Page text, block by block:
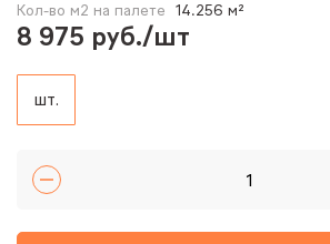
Кол-во м2 на палете 14.256 м²
8 975 руб./шт
шт.